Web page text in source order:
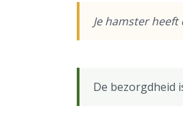
Je hamster
De bezorgdheid